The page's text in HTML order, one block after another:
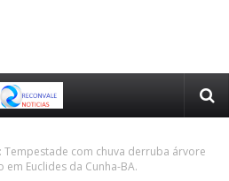
Tempestade com chuva derruba árvore
Euclides da Cunha-BA.